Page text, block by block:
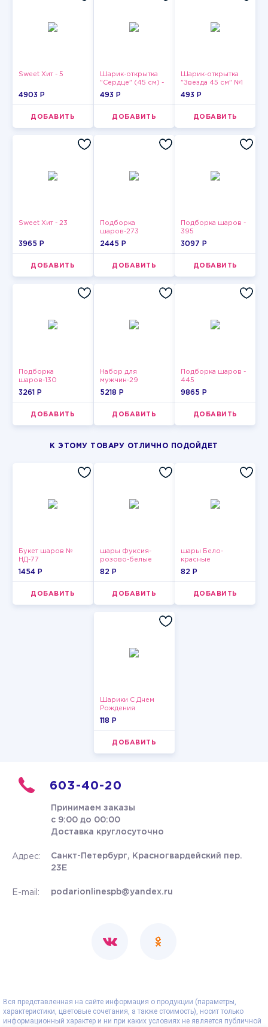
Sweet Хит - 5
4903 P
ДОБАВИТЬ
Шарик-открытка
"Сердце" (45 см) -
2
493 P
ДОБАВИТЬ
Шарик-открытка
"Звезда 45 см" №1
493 P
ДОБАВИТЬ
Sweet Хит - 23
3965 P
ДОБАВИТЬ
Подборка
шаров-273
2445 P
ДОБАВИТЬ
Подборка шаров -
395
3097 P
ДОБАВИТЬ
Подборка
шаров-130
3261 P
ДОБАВИТЬ
Набор для
мужчин-29
5218 P
ДОБАВИТЬ
Подборка шаров -
445
9865 P
ДОБАВИТЬ
К ЭТОМУ ТОВАРУ ОТЛИЧНО ПОДОЙДЕТ
Букет шаров №
НД-77
1454 P
ДОБАВИТЬ
шары Фуксия-
розово-белые
пастельные
82 P
ДОБАВИТЬ
шары Бело-
красные
пастельные
82 P
ДОБАВИТЬ
Шарики С Днем
Рождения
118 P
ДОБАВИТЬ
603-40-20
Принимаем заказы
с 9:00 до 00:00
Доставка круглосуточно
Адрес:
Санкт-Петербург, Красногвардейский пер.
23Е
E-mail: podarionlinespb@yandex.ru
Вся представленная на сайте информация о продукции (параметры,
характеристики, цветовые сочетания, а также стоимость), носит только
информационный характер и ни при каких условиях не является публичной